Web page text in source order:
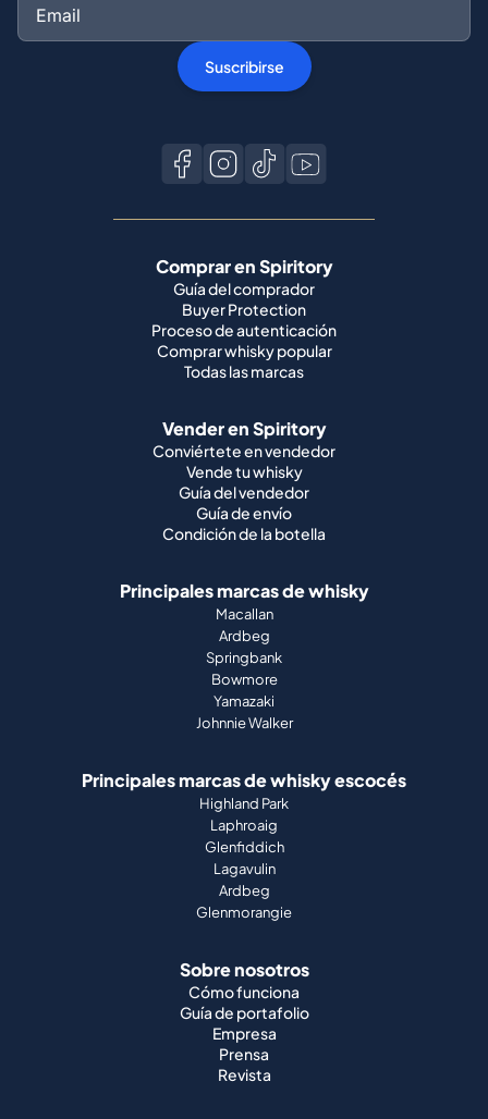
Suscribirse
Comprar en Spiritory
Guía del comprador
Buyer Protection
Proceso de autenticación
Comprar whisky popular
Todas las marcas
Vender en Spiritory
Conviértete en vendedor
Vende tu whisky
Guía del vendedor
Guía de envío
Condición de la botella
Principales marcas de whisky
Macallan
Ardbeg
Springbank
Bowmore
Yamazaki
Johnnie Walker
Principales marcas de whisky escocés
Highland Park
Laphroaig
Glenfiddich
Lagavulin
Ardbeg
Glenmorangie
Sobre nosotros
Cómo funciona
Guía de portafolio
Empresa
Prensa
Revista